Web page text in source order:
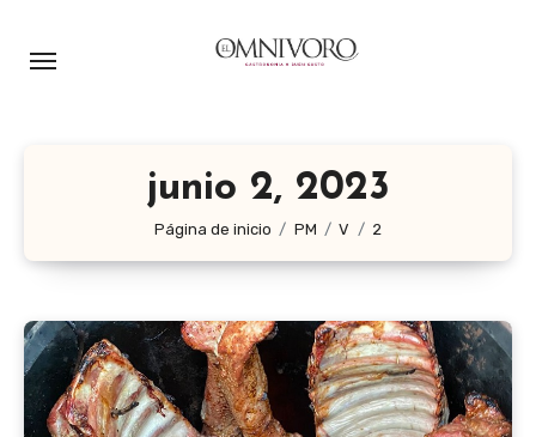
junio 2, 2023
Página de inicio PM V 2